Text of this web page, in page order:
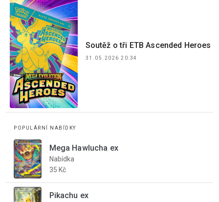
Soutěž o tři ETB Ascended Heroes
31.05.2026 20:34
POPULÁRNÍ NABÍDKY
Mega Hawlucha ex
Nabídka
35 Kč
Pikachu ex